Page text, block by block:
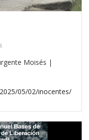
Moisés |
05/02/inocentes/